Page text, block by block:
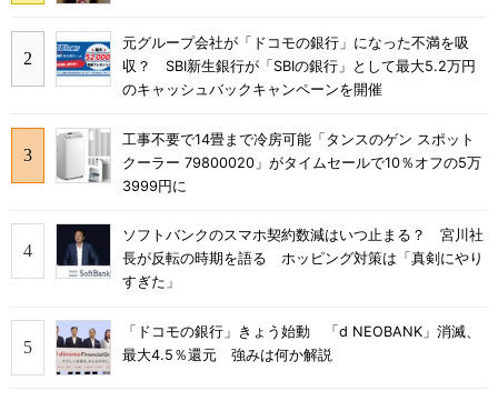
元グループ会社が「ドコモの銀行」になった不満を吸
収？ SBI新生銀行が「SBIの銀行」として最大5.2万円
のキャッシュバックキャンペーンを開催
工事不要で14畳まで冷房可能「タンスのゲン スポット
クーラー 79800020」がタイムセールで10％オフの5万
3999円に
ソフトバンクのスマホ契約数減はいつ止まる？ 宮川社
長が反転の時期を語る ホッピング対策は「真剣にやり
すぎた」
「ドコモの銀行」きょう始動 「d NEOBANK」消滅、
最大4.5％還元 強みは何か解説